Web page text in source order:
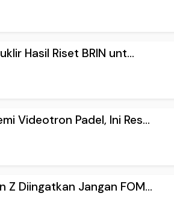
Hasil Riset BRIN unt...
Videotron Padel, Ini Res...
Z Diingatkan Jangan FOM...